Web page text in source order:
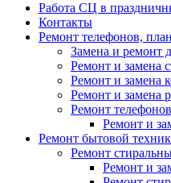
Работа СЦ в
Контакты
Ремонт телефонов,
Замена и ремонт
Ремонт и замена
Ремонт и замена
Ремонт и замена
Ремонт
Ремонт и
Ремонт бытовой
Ремонт
Ремонт и